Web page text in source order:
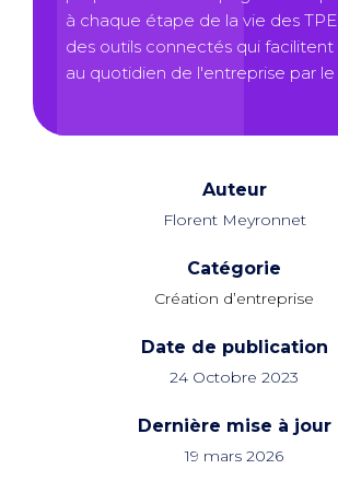
à chaque étape de la vie des
des outils connectés qui facilitent
au quotidien de l'entreprise par
Auteur
Florent Meyronnet
Catégorie
Création d’entreprise
Date de publication
24 Octobre 2023
Dernière mise à jour
19 mars 2026